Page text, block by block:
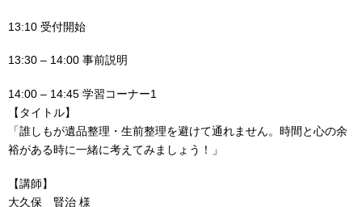
13:10 受付開始
13:30 – 14:00 事前説明
14:00 – 14:45 学習コーナー1
【タイトル】
「誰しもが遺品整理・生前整理を避けて通れません。時間と心の余
裕がある時に一緒に考えてみましょう！」
【講師】
大久保 賢治 様